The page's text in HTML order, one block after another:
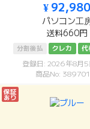
¥ 92,980
パソコン工
送料660円
分割後払 クレカ 代
登録日: 2026年8月5
商品No:
保証
あり